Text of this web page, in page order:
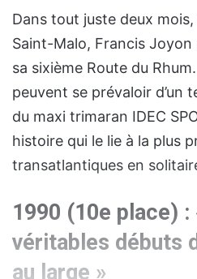
Dans tout juste deux
Saint-Malo, Francis
sa sixième Route du
peuvent se prévaloir d’un
du maxi trimaran IDEC
histoire qui le lie à la plus
transatlantiques en
1990 (10e place) :
véritables débuts
au large »